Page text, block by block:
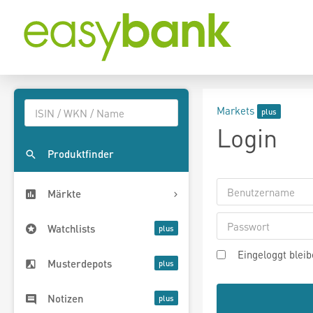
Produktfinder
Märkte
Watchlists
Musterdepots
Notizen
Markets
Login
Eingeloggt